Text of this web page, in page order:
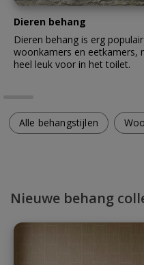
Dieren behang
Dieren behang is erg
woonkamers en eetkamers,
heel leuk voor in het toilet.
Alle behangstijlen
Nieuwe behang